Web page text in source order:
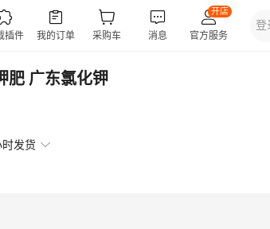
肥 广东氯化钾
发货